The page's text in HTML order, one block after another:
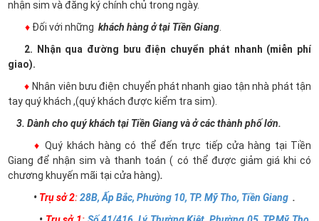
nhận sim và đăng ký chính chủ trong ngày.
♦ Đối với những khách hàng ở tại Tiền Giang
2. Nhận qua đường bưu điện chuyển phát nhanh (miễn phí
giao).
♦ Nhân viên bưu điện chuyển phát nhanh giao tận nhà phát tận
tay quý khách ,(quý khách được kiểm tra sim).
3. Dành cho quý khách tại Tiền Giang và ở các thành phố lớn.
♦ Quý khách hàng có thể đến trực tiếp cửa hàng tại Tiền
Giang để nhận sim và thanh toán ( có thể được giảm giá khi có
chương khuyến mãi tại cửa hàng).
• Trụ sở 2:28B, Ấp Bắc, Phường 10, TP. Mỹ Tho, Tiền Giang .